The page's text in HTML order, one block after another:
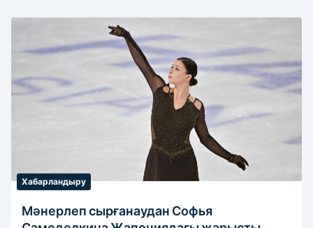
Хабарландыру
Мәнерлеп сырғанаудан Софья